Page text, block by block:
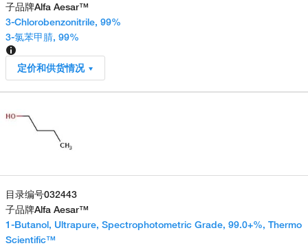
子品牌Alfa Aesar™
3-Chlorobenzonitrile, 99%
3-氯苯甲腈, 99%
定价和供货情况
目录编号032443
子品牌Alfa Aesar™
1-Butanol, Ultrapure, Spectrophotometric Grade, 99.0+%, Thermo
Scientific™